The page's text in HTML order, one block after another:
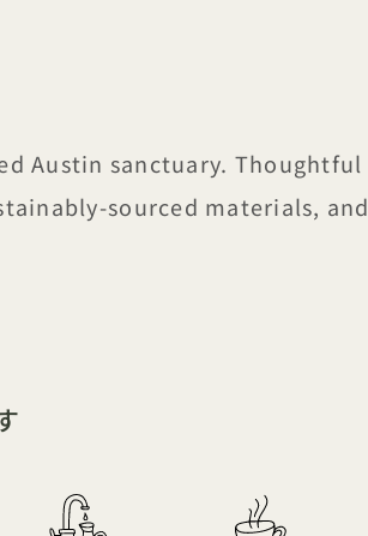
Austin sanctuary. Thoughtful
sourced materials, and